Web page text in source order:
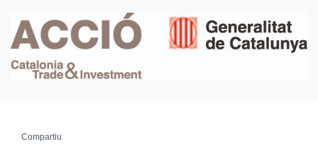
Compartiu